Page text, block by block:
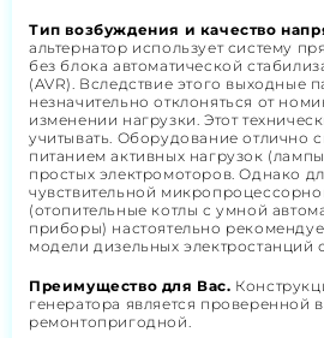
Тип возбуждения и качество
альтернатор использует систему
без блока автоматической
(AVR). Вследствие этого выходные
незначительно отклоняться от
изменении нагрузки. Этот
учитывать. Оборудование отлично
питанием активных нагрузок
простых электромоторов. Однако
чувствительной
(отопительные котлы с умной
приборы) настоятельно
модели дизельных электростанций
Преимущество для Вас.
генератора является проверенной
ремонтопригодной.